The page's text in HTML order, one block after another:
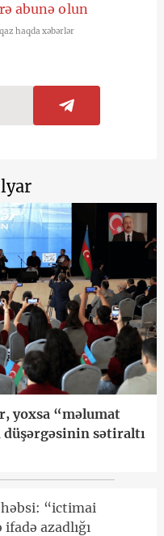
abunə olun
haqda xəbərlər
yoxsa “məlumat
sətiraltı
“ictimai
azadlığı